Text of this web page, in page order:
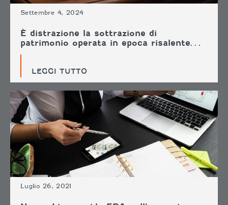
Settembre 4, 2024
È distrazione la sottrazione di
patrimonio operata in epoca risalente…
LEGGI TUTTO
Luglio 26, 2021